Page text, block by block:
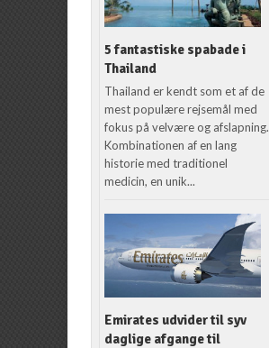
5 fantastiske spabade i
Thailand
Thailand er kendt som et af de
mest populære rejsemål med
fokus på velvære og afslapning.
Kombinationen af en lang
historie med traditionel
medicin, en unik...
Emirates udvider til syv
daglige afgange til